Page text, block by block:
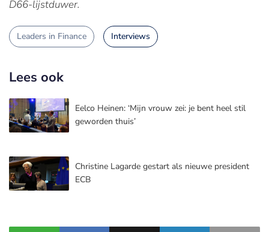
D66-lijstduwer.
Leaders in Finance Interviews
Lees ook
Eelco Heinen: ‘Mijn vrouw zei: je bent heel stil
geworden thuis’
Christine Lagarde gestart als nieuwe president
ECB